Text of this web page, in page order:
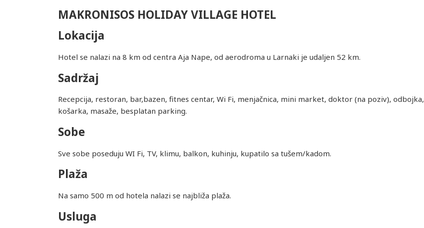
MAKRONISOS HOLIDAY VILLAGE HOTEL
Lokacija
Hotel se nalazi na 8 km od centra Aja Nape, od aerodroma u Larnaki je udaljen 52 km.
Sadržaj
Recepcija, restoran, bar,bazen, fitnes centar, Wi Fi, menjačnica, mini market, doktor (na poziv), odbojka,
košarka, masaže, besplatan parking.
Sobe
Sve sobe poseduju WI Fi, TV, klimu, balkon, kuhinju, kupatilo sa tušem/kadom.
Plaža
Na samo 500 m od hotela nalazi se najbliža plaža.
Usluga